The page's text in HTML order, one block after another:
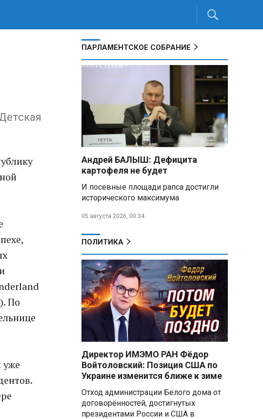
По
уже
ПАРЛАМЕНТСКОЕ СОБРАНИЕ
Андрей БАЛЫШ: Дефицита
картофеля не будет
И посевные площади рапса достигли
исторического максимума
05 августа 2026, 00:34
ПОЛИТИКА
Директор ИМЭМО РАН Фёдор
Войтоловский: Позиция США по
Украине изменится ближе к зиме
Отход администрации Белого дома от
договорённостей, достигнутых
президентами России и США в